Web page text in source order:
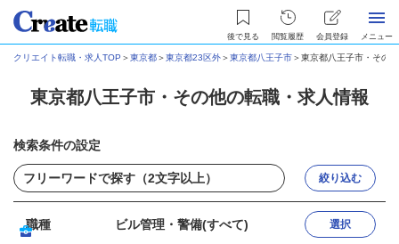
後で見る 閲覧履歴 会員登録 メニュー
クリエイト転職・求人TOP ＞東京都＞東京都23区外＞東京都八王子市＞東京都八王子市・その
東京都八王子市・その他の転職・求人情報
検索条件の設定
絞り込む
職種 ビル管理・警備(すべて) 選択